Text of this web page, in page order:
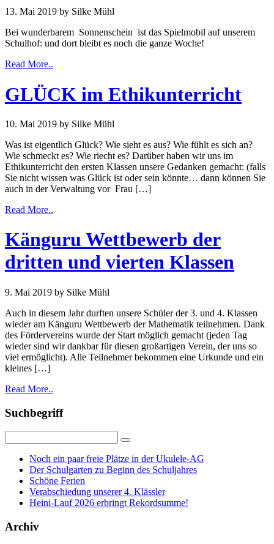
13. Mai 2019 by Silke Mühl
Bei wunderbarem Sonnenschein ist das Spielmobil auf unserem
Schulhof: und dort bleibt es noch die ganze Woche!
Read More..
GLÜCK im Ethikunterricht
10. Mai 2019 by Silke Mühl
Was ist eigentlich Glück? Wie sieht es aus? Wie fühlt es sich an?
Wie schmeckt es? Wie riecht es? Darüber haben wir uns im
Ethikunterricht den ersten Klassen unsere Gedanken gemacht: (falls
Sie nicht wissen was Glück ist oder sein könnte… dann können Sie
auch in der Verwaltung vor Frau […]
Read More..
Känguru Wettbewerb der
dritten und vierten Klassen
9. Mai 2019 by Silke Mühl
Auch in diesem Jahr durften unsere Schüler der 3. und 4. Klassen
wieder am Känguru Wettbewerb der Mathematik teilnehmen. Dank
des Fördervereins wurde der Start möglich gemacht (jeden Tag
wieder sind wir dankbar für diesen großartigen Verein, der uns so
viel ermöglicht). Alle Teilnehmer bekommen eine Urkunde und ein
kleines […]
Read More..
Suchbegriff
Noch ein paar freie Plätze in der Ukulele-AG
Der Schulgarten zu Beginn des Schuljahres
Schöne Ferien
Verabschiedung unserer 4. Klässler
Heini-Lauf 2026 erbringt Rekordsumme!
Archiv